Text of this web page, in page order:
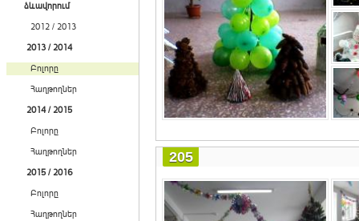
ձևավորում
2012 / 2013
2013 / 2014
Բոլորը
Հաղթողներ
2014 / 2015
Բոլորը
Հաղթողներ
2015 / 2016
Բոլորը
Հաղթողներ
205